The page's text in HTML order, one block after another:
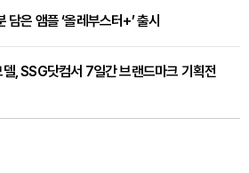
담은 앰플 ‘올레부스터+’ 출시
, SSG닷컴서 7일간 브랜드마크 기획전